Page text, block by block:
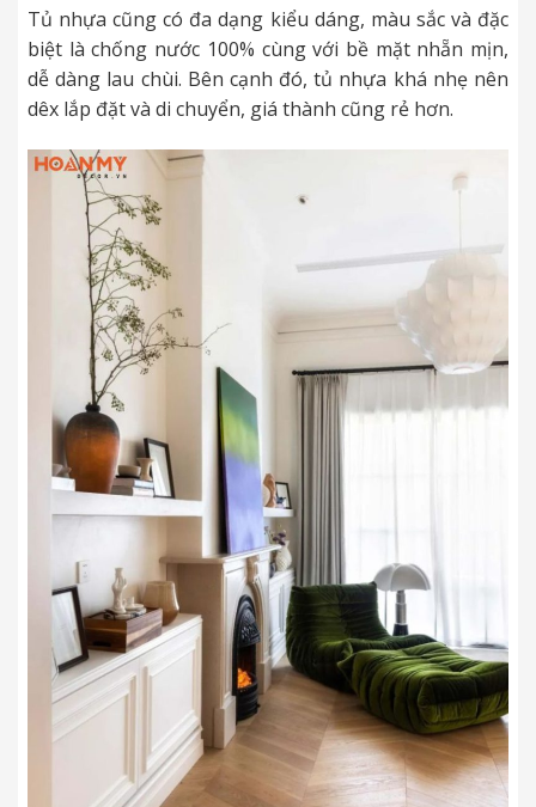
Tủ nhựa cũng có đa dạng kiểu dáng, màu sắc và đặc
biệt là chống nước 100% cùng với bề mặt nhẵn mịn,
dễ dàng lau chùi. Bên cạnh đó, tủ nhựa khá nhẹ nên
dêx lắp đặt và di chuyển, giá thành cũng rẻ hơn.